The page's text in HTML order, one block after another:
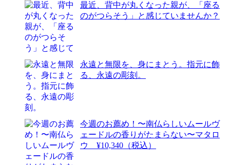
最近、背中が丸くなった親が、「座る
のがつらそう」と感じていませんか？
永遠と無限を、身にまとう。指元に飾
る、永遠の彫刻。
今週のお薦め！〜南仏らしいムールヴ
ェードルの香りがたまらない〜マタロ
ウ ¥10,340（税込）